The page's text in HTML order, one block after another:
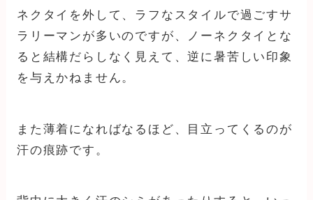
ネクタイを外して、ラフなスタイルで過ごすサ
ラリーマンが多いのですが、ノーネクタイとな
ると結構だらしなく見えて、逆に暑苦しい印象
を与えかねません。
また薄着になればなるほど、目立ってくるのが
汗の痕跡です。